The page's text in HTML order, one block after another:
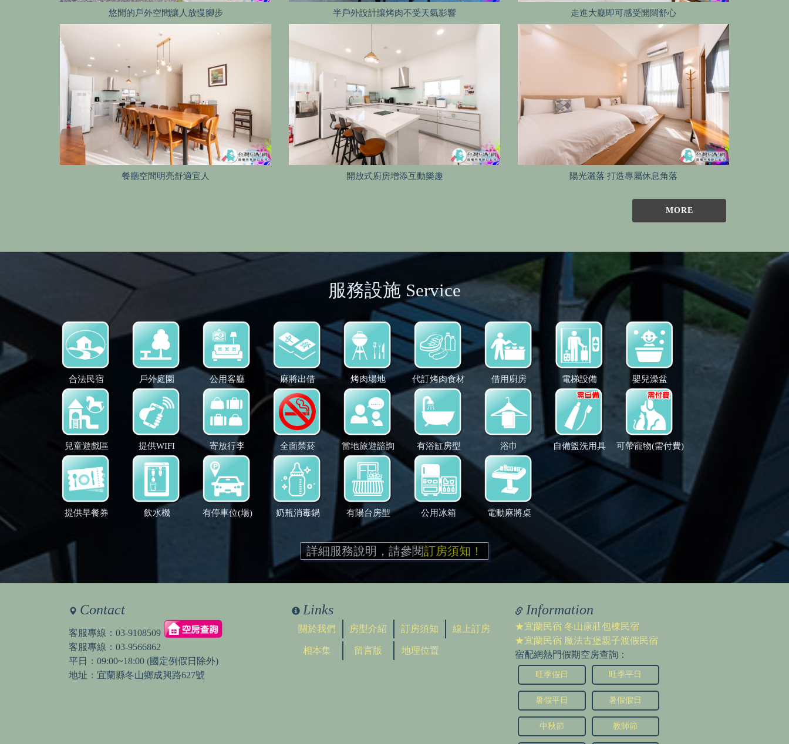
悠閒的戶外空間讓人放慢腳步 半戶外設計讓烤肉不受天氣影響 走進大廳即可感受開闊舒心
餐廳空間明亮舒適宜人 開放式廚房增添互動樂趣 陽光灑落 打造專屬休息角落
MORE
服務設施 Service
合法民宿 戶外庭園 公用客廳 麻將出借 烤肉場地 代訂烤肉食材 借用廚房 電梯設備 嬰兒澡盆
兒童遊戲區 提供WIFI 寄放行李 全面禁菸 當地旅遊諮詢 有浴缸房型 浴巾 自備盥洗用具 可帶寵物(需付費)
提供早餐券 飲水機 有停車位(場) 奶瓶消毒鍋 有陽台房型 公用冰箱 電動麻將桌
詳細服務說明，請參閱訂房須知！
Contact
客服專線： 03-9108509
客服專線： 03-9566862
平日：09:00~18:00 (國定例假日除外)
地址：宜蘭縣冬山鄉成興路627號
Links
關於我們 房型介紹 訂房須知 線上訂房
相本集 留言版 地理位置
Information
★宜蘭民宿 冬山康莊包棟民宿
★宜蘭民宿 魔法古堡親子渡假民宿
宿配網熱門假期空房查詢：
旺季假日 旺季平日
暑假平日 暑假假日
中秋節 教師節